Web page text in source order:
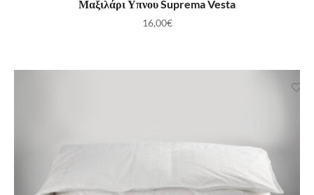
Μαξιλάρι Υπνου Suprema Vesta
16,00€